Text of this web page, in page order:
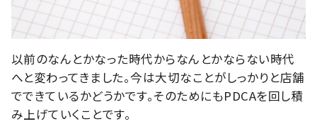
以前のなんとかなった時代からなんとかならない時代
へと変わってきました。今は大切なことがしっかりと店舗
でできているかどうかです。そのためにもPDCAを回し積
み上げていくことです。